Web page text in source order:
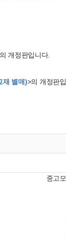
개정판입니다.
재 별매)>의 개정판
중고